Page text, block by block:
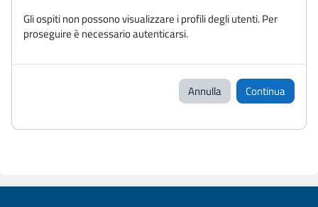
Gli ospiti non possono visualizzare i profili degli utenti. Per
proseguire è necessario autenticarsi.
Annulla Continua